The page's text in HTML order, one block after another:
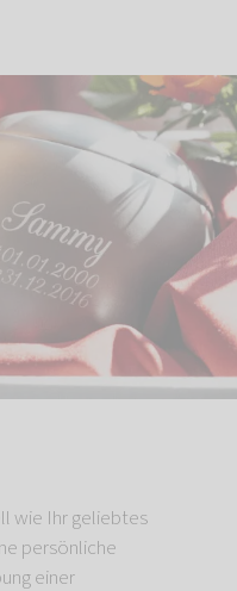
wie Ihr geliebtes
persönliche
einer